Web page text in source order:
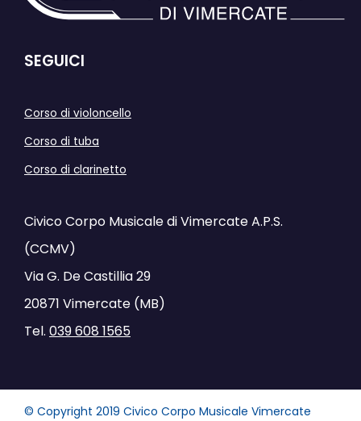
SEGUICI
Corso di violoncello
Corso di tuba
Corso di clarinetto
Civico Corpo Musicale di Vimercate A.P.S.
(CCMV)
Via G. De Castillia 29
20871 Vimercate (MB)
Tel. 039 608 1565
© Copyright 2019 Civico Corpo Musicale Vimercate